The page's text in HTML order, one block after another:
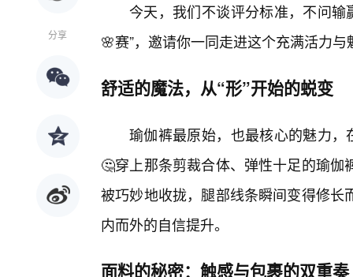
分享
今天，我们不谈评分标准，不问
🌸赛”，邀请你一同走进这个充满活力
舒适的魔法，从“形”开始的蜕变
瑜伽裤最原始，也最核心的魅力，
🤔穿上那条剪裁合体、弹性十足的瑜
被巧妙地收拢，腿部线条瞬间变得修
内而外的自信提升。
面料的秘密：触感与包裹的双重奏